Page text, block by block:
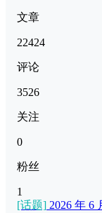
文章
22424
评论
3526
关注
0
粉丝
1
[话题] 2026 年 6